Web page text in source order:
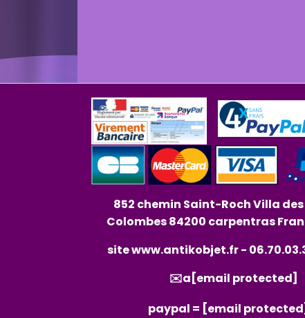
852 chemin Saint-Roch Villa des
Colombes 84200 carpentras
sitewww.antikobjet.fr-
✉️a [email protected]
paypal = [email protected]